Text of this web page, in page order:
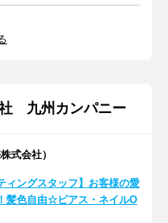
九州カンパニー
式会社）
ィングスタッフ】お客様の愛
髪色自由☆ピアス・ネイルO